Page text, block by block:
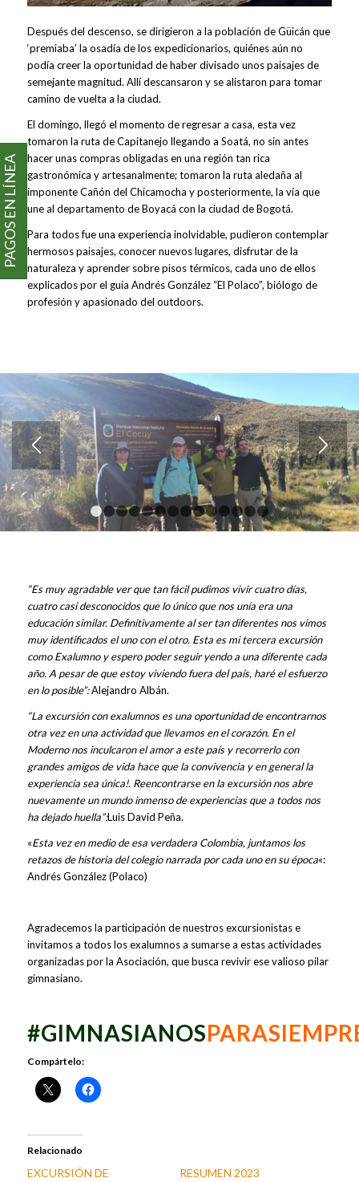
Después del descenso, se dirigieron a la población de Güicán que
‘premiaba’ la osadía de los expedicionarios, quiénes aún no
podía creer la oportunidad de haber divisado unos paisajes de
semejante magnitud. Allí descansaron y se alistaron para tomar
camino de vuelta a la ciudad.
El domingo, llegó el momento de regresar a casa, esta vez
tomaron la ruta de Capitanejo llegando a Soatá, no sin antes
hacer unas compras obligadas en una región tan rica
gastronómica y artesanalmente; tomaron la ruta aledaña al
imponente Cañón del Chicamocha y posteriormente, la vía que
une al departamento de Boyacá con la ciudad de Bogotá.
Para todos fue una experiencia inolvidable, pudieron contemplar
hermosos paisajes, conocer nuevos lugares, disfrutar de la
naturaleza y aprender sobre pisos térmicos, cada uno de ellos
explicados por el guía Andrés González “El Polaco”, biólogo de
profesión y apasionado del outdoors.
1 2 3 4 5 6 7 8 9 1011121314
“Es muy agradable ver que tan fácil pudimos vivir cuatro días,
cuatro casi desconocidos que lo único que nos unía era una
educación similar. Definitivamente al ser tan diferentes nos vimos
muy identificados el uno con el otro. Esta es mi tercera excursión
como Exalumno y espero poder seguir yendo a una diferente cada
año. A pesar de que estoy viviendo fuera del país, haré el esfuerzo
en lo posible”:Alejandro Albán.
“La excursión con exalumnos es una oportunidad de encontrarnos
otra vez en una actividad que llevamos en el corazón. En el
Moderno nos inculcaron el amor a este país y recorrerlo con
grandes amigos de vida hace que la convivencia y en general la
experiencia sea única!. Reencontrarse en la excursión nos abre
nuevamente un mundo inmenso de experiencias que a todos nos
ha dejado huella”:Luis David Peña.
«Esta vez en medio de esa verdadera Colombia, juntamos los
retazos de historia del colegio narrada por cada uno en su época«:
Andrés González (Polaco)
Agradecemos la participación de nuestros excursionistas e
invitamos a todos los exalumnos a sumarse a estas actividades
organizadas por la Asociación, que busca revivir ese valioso pilar
gimnasiano.
#GIMNASIANOS
Compártelo:
Relacionado
EXCURSIÓN DE RESUMEN 2023
PAGOS EN LÍNEA